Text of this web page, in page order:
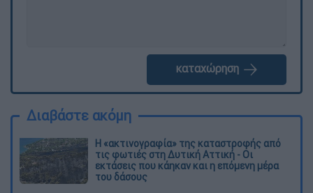
καταχώρηση
Διαβάστε ακόμη
Η «ακτινογραφία» της καταστροφής από
τις φωτιές στη Δυτική Αττική - Οι
εκτάσεις που κάηκαν και η επόμενη μέρα
του δάσους